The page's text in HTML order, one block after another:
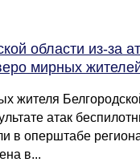
области из-за
мирных
жителя
атак
в оперштабе
в...